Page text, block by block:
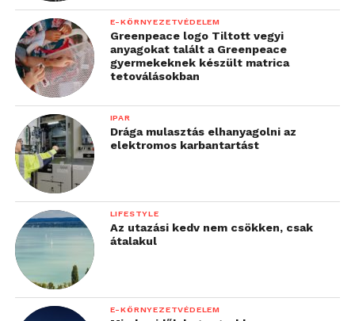
E-KÖRNYEZETVÉDELEM
Greenpeace logo Tiltott vegyi
anyagokat talált a Greenpeace
gyermekeknek készült matrica
tetoválásokban
IPAR
Drága mulasztás elhanyagolni az
elektromos karbantartást
LIFESTYLE
Az utazási kedv nem csökken, csak
átalakul
E-KÖRNYEZETVÉDELEM